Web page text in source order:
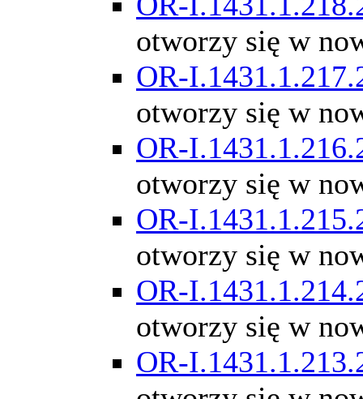
otworzy się w
OR-
otworzy się w
OR-
otworzy się w
OR-
otworzy się w
OR-
otworzy się w
OR-